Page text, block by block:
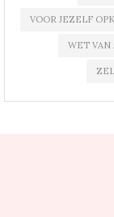
VOOR JEZELF
WET